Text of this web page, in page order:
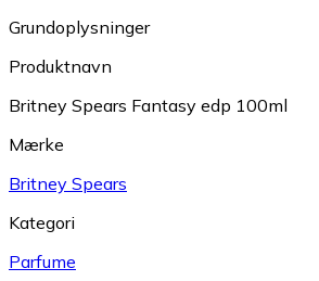
Grundoplysninger
Produktnavn
Britney Spears Fantasy edp 100ml
Mærke
Britney Spears
Kategori
Parfume